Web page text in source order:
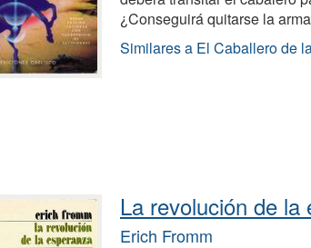
¿Conseguirá quitarse la
Similares a El Caballero de
La revolución de la
Erich Fromm